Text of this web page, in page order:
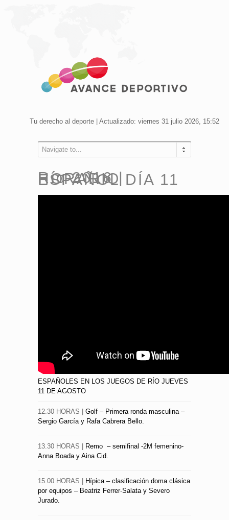
Tu derecho al deporte | Actualizado: viernes 31 julio 2026, 15:52
Navigate to...
Río 2016 | HORARIO ESPAÑOL DÍA 11
ESPAÑOLES EN LOS JUEGOS DE RÍO JUEVES
11 DE AGOSTO
12.30 HORAS | Golf – Primera ronda masculina –
Sergio García y Rafa Cabrera Bello.
13.30 HORAS |
Remo – semifinal -2M femenino-
Anna Boada y Aina Cid.
15.00 HORAS |
Hípica – clasificación doma clásica
por equipos – Beatriz Ferrer-Salata y Severo
Jurado.